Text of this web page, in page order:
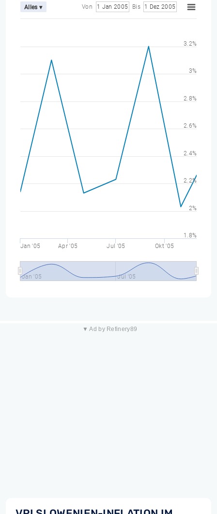
Alles ▾ Von 1 Jan 2005 Bis 1 Dez 2005
Jan '05 Apr '05 Jul '05 Okt '05
Jan '05 Jul '05
1.8%
2%
2.2%
2.4%
2.6%
2.8%
3%
3.2%
▼ Ad by Refinery89